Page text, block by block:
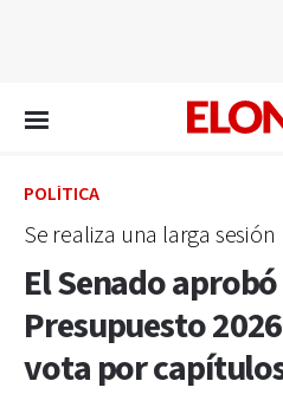
POLÍTICA
Se realiza una larga sesión
El Senado
Presupuesto
vota por